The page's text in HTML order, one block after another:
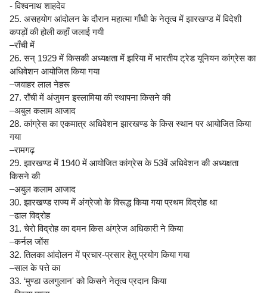
- विश्वनाथ शाहदेव
25. असहयोग आंदोलन के दौरान महात्मा गाँधी के नेतृत्व में झारखण्ड में विदेशी
कपड़ों की होली कहाँ जलाई गयी
–राँची में
26. सन् 1929 में किसकी अध्यक्षता में झरिया में भारतीय ट्रेड यूनियन कांग्रेस का
अधिवेशन आयोजित किया गया
–जवाहर लाल नेहरू
27. राँची में अंजुमन इस्लामिया की स्थापना किसने की
–अबुल कलाम आजाद
28. कांग्रेस का एकमात्र अधिवेशन झारखण्ड के किस स्थान पर आयोजित किया
गया
–रामगढ़
29. झारखण्ड में 1940 में आयोजित कांग्रेस के 53वें अधिवेशन की अध्यक्षता
किसने की
–अबुल कलाम आजाद
30. झारखण्ड राज्य में अंग्रेजो के विरूद्ध किया गया प्रथम विद्रोह था
–ढाल विद्रोह
31. चेरो विद्रोह का दमन किस अंग्रेज अधिकारी ने किया
–कर्नल जोंस
32. तिलका आंदोलन में प्रचार-प्रसार हेतु प्रयोग किया गया
–साल के पत्ते का
33. ‘मुण्डा उलगुलान' को किसने नेतृत्व प्रदान किया